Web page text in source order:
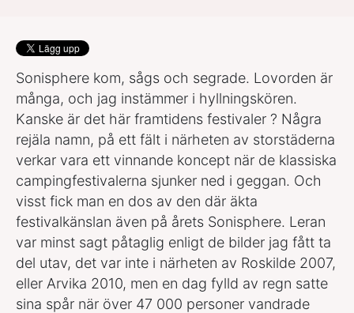
Sonisphere kom, sågs och segrade. Lovorden är
många, och jag instämmer i hyllningskören.
Kanske är det här framtidens festivaler ? Några
rejäla namn, på ett fält i närheten av storstäderna
verkar vara ett vinnande koncept när de klassiska
campingfestivalerna sjunker ned i geggan. Och
visst fick man en dos av den där äkta
festivalkänslan även på årets Sonisphere. Leran
var minst sagt påtaglig enligt de bilder jag fått ta
del utav, det var inte i närheten av Roskilde 2007,
eller Arvika 2010, men en dag fylld av regn satte
sina spår när över 47 000 personer vandrade